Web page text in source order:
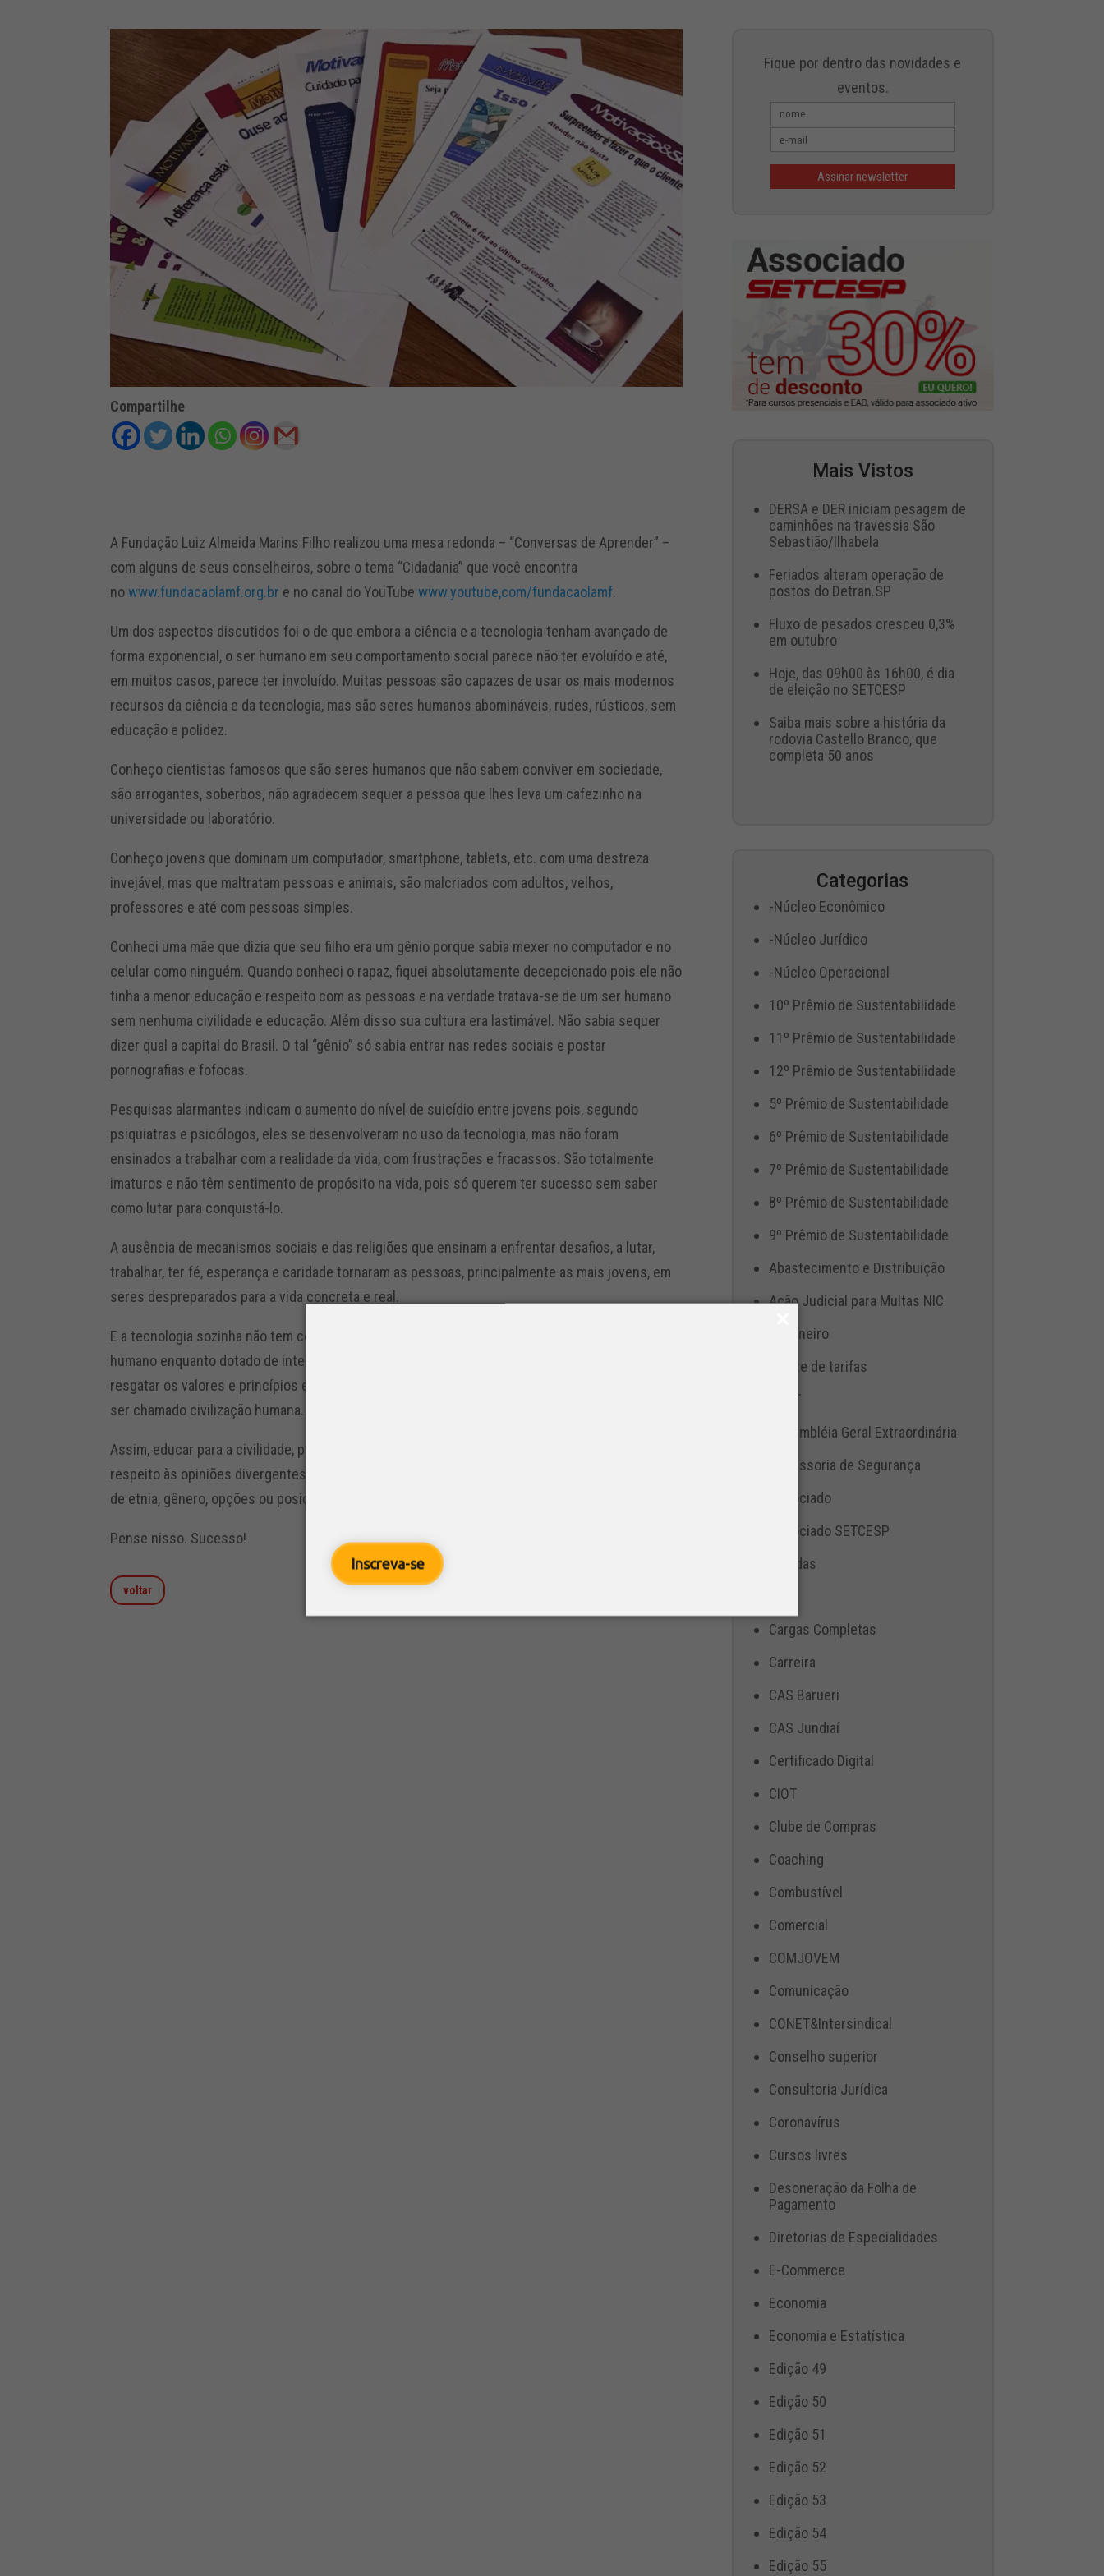
Inscreva-se
Compartilhe
A Fundação Luiz Almeida Marins Filho realizou uma mesa redonda – “Conversas de Aprender” –
com alguns de seus conselheiros, sobre o tema “Cidadania” que você encontra
nowww.fundacaolamf.org.br e no canal do YouTubewww.youtube,com/fundacaolamf.
Um dos aspectos discutidos foi o de que embora a ciência e a tecnologia tenham avançado de
forma exponencial, o ser humano em seu comportamento social parece não ter evoluído e até,
em muitos casos, parece ter involuído. Muitas pessoas são capazes de usar os mais modernos
recursos da ciência e da tecnologia, mas são seres humanos abomináveis, rudes, rústicos, sem
educação e polidez.
Conheço cientistas famosos que são seres humanos que não sabem conviver em sociedade,
são arrogantes, soberbos, não agradecem sequer a pessoa que lhes leva um cafezinho na
universidade ou laboratório.
Conheço jovens que dominam um computador, smartphone, tablets, etc. com uma destreza
invejável, mas que maltratam pessoas e animais, são malcriados com adultos, velhos,
professores e até com pessoas simples.
Conheci uma mãe que dizia que seu filho era um gênio porque sabia mexer no computador e no
celular como ninguém. Quando conheci o rapaz, fiquei absolutamente decepcionado pois ele não
tinha a menor educação e respeito com as pessoas e na verdade tratava-se de um ser humano
sem nenhuma civilidade e educação. Além disso sua cultura era lastimável. Não sabia sequer
dizer qual a capital do Brasil. O tal “gênio” só sabia entrar nas redes sociais e postar
pornografias e fofocas.
Pesquisas alarmantes indicam o aumento do nível de suicídio entre jovens pois, segundo
psiquiatras e psicólogos, eles se desenvolveram no uso da tecnologia, mas não foram
ensinados a trabalhar com a realidade da vida, com frustrações e fracassos. São totalmente
imaturos e não têm sentimento de propósito na vida, pois só querem ter sucesso sem saber
como lutar para conquistá-lo.
A ausência de mecanismos sociais e das religiões que ensinam a enfrentar desafios, a lutar,
trabalhar, ter fé, esperança e caridade tornaram as pessoas, principalmente as mais jovens, em
seres despreparados para a vida concreta e real.
E a tecnologia sozinha não tem como enfrentar e resolver esses problemas que só mesmo o ser
humano enquanto dotado de inteligência e liberdade, pelo domínio da vontade não se decidir a
resgatar os valores e princípios elevados que propiciam um convívio humano e social digno de
ser chamado civilização humana.
Assim, educar para a civilidade, para a consciência de direitos e principalmente de deveres;
respeito às opiniões divergentes; respeito a todo e qualquer ser humano, independentemente
de etnia, gênero, opções ou posição social parece ser uma tarefa urgente.
Pense nisso. Sucesso!
voltar
Fique por dentro das novidades e
eventos.
Mais Vistos
DERSA e DER iniciam pesagem de
caminhões na travessia São
Sebastião/Ilhabela
Feriados alteram operação de
postos do Detran.SP
Fluxo de pesados cresceu 0,3%
em outubro
Hoje, das 09h00 às 16h00, é dia
de eleição no SETCESP
Saiba mais sobre a história da
rodovia Castello Branco, que
completa 50 anos
Categorias
-Núcleo Econômico
-Núcleo Jurídico
-Núcleo Operacional
10º Prêmio de Sustentabilidade
11º Prêmio de Sustentabilidade
12º Prêmio de Sustentabilidade
5º Prêmio de Sustentabilidade
6º Prêmio de Sustentabilidade
7º Prêmio de Sustentabilidade
8º Prêmio de Sustentabilidade
9º Prêmio de Sustentabilidade
Abastecimento e Distribuição
Ação Judicial para Multas NIC
Aduaneiro
Ajuste de tarifas
ANTT
Assembléia Geral Extraordinária
Assessoria de Segurança
Associado
Associado SETCESP
Bebidas
Cargas Completas
Carreira
CAS Barueri
CAS Jundiaí
Certificado Digital
CIOT
Clube de Compras
Coaching
Combustível
Comercial
COMJOVEM
Comunicação
CONET&Intersindical
Conselho superior
Consultoria Jurídica
Coronavírus
Cursos livres
Desoneração da Folha de
Pagamento
Diretorias de Especialidades
E-Commerce
Economia
Economia e Estatística
Edição 49
Edição 50
Edição 51
Edição 52
Edição 53
Edição 54
Edição 55